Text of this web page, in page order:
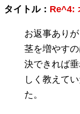
タイトル： Re^4:
お返事あり
茎を増やす
決できれば
しく教えて
た。